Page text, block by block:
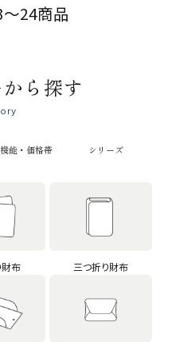
24商品
ら探す
機能・価格帯 シリーズ
財布 三つ折り財布